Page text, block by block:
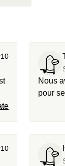
10
Nous
pour
et le
10